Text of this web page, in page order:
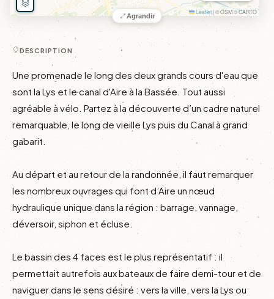
Leaflet |© OSM © CARTO
Agrandir
DESCRIPTION
Une promenade le long des deux grands cours d'eau que
sont la Lys et le canal d'Aire à la Bassée. Tout aussi
agréable à vélo. Partez à la découverte d’un cadre naturel
remarquable, le long de vieille Lys puis du Canal à grand
gabarit.
Au départ et au retour de la randonnée, il faut remarquer
les nombreux ouvrages qui font d’Aire un nœud
hydraulique unique dans la région : barrage, vannage,
déversoir, siphon et écluse.
Le bassin des 4 faces est le plus représentatif : il
permettait autrefois aux bateaux de faire demi-tour et de
naviguer dans le sens désiré : vers la ville, vers la Lys ou